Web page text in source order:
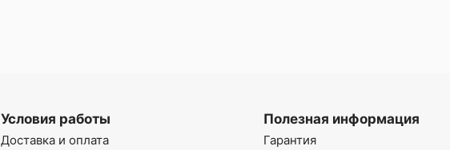
Условия работы
Доставка и оплата
Полезная информация
Гарантия